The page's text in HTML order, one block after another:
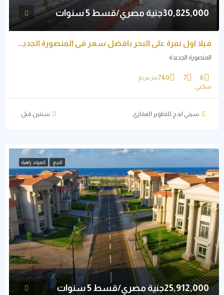
30,825,000جنية مصري/قسط 5 سنوات
فيلا اول نمرة علي البحر بافضل سعر في المنصورة الجديدة
المنصورة الجديدة
6
7
740متر مربع
سكني
سيتي ايدج للتطوير العقاري ‏سنتين قبل
للبيع كمبوند زاهية
25,912,000جنية مصري/قسط 5 سنوات